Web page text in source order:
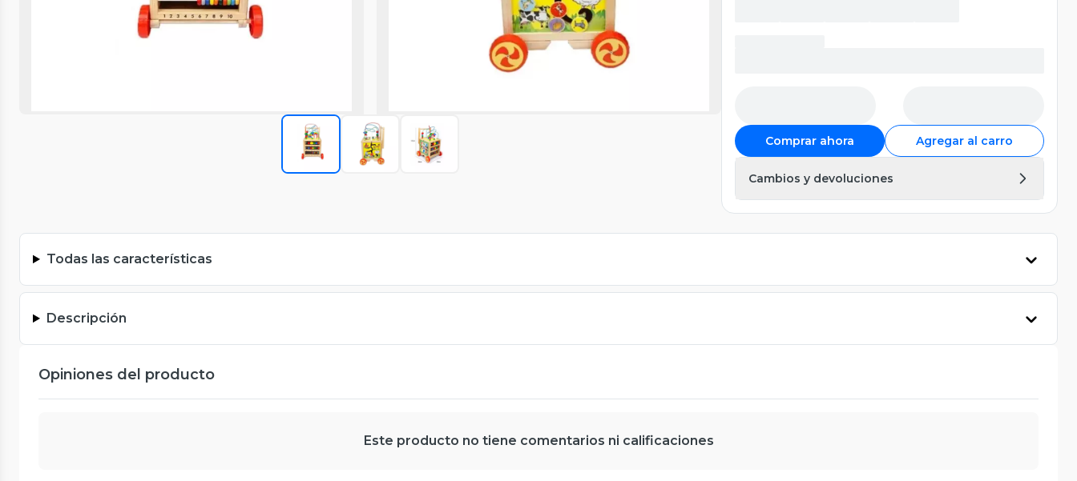
Comprar ahora Agregar al carro
Cambios y devoluciones
Todas las características
Descripción
Opiniones del producto
Este producto no tiene comentarios ni calificaciones